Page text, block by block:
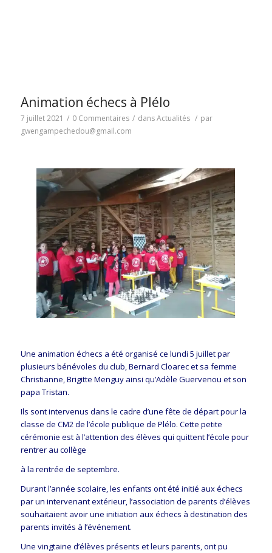
Animation échecs à Plélo
7 juillet 2021 / 0 Commentaires / dansActualités / par
gwengampechedou@gmail.com
Une animation échecs a été organisé ce lundi 5 juillet par
plusieurs bénévoles du club, Bernard Cloarec et sa femme
Christianne, Brigitte Menguy ainsi qu’Adèle Guervenou et son
papa Tristan.
Ils sont intervenus dans le cadre d’une fête de départ pour la
classe de CM2 de l’école publique de Plélo. Cette petite
cérémonie est à l’attention des élèves qui quittent l’école pour
rentrer au collège
à la rentrée de septembre.
Durant l’année scolaire, les enfants ont été initié aux échecs
par un intervenant extérieur, l’association de parents d’élèves
souhaitaient avoir une initiation aux échecs à destination des
parents invités à l’événement.
Une vingtaine d’élèves présents et leurs parents, ont pu